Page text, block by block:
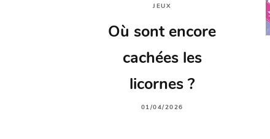
JEUX
Où sont encore
cachées les
licornes ?
01/04/2026